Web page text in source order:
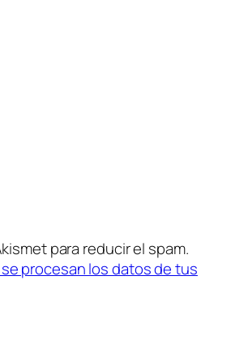
para reducir el spam.
procesan los datos de tus